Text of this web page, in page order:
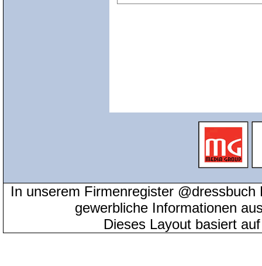
In unserem Firmenregister
gewerbliche Informationen
Dieses Layout basiert